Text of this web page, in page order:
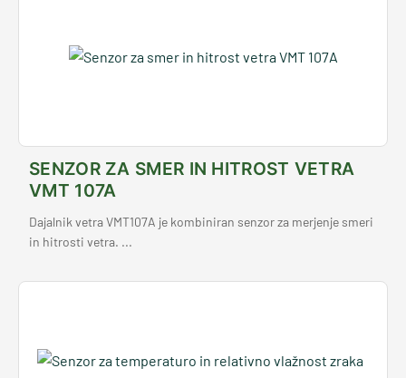
SENZOR ZA SMER IN HITROST VETRA
VMT 107A
Dajalnik vetra VMT107A je kombiniran senzor za merjenje smeri
in hitrosti vetra. ...